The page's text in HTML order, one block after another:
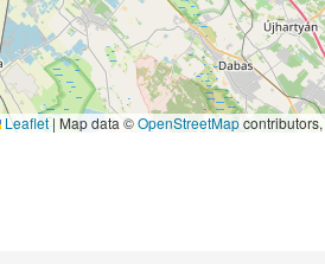
Leaflet| Map data ©OpenStreetMapcontributors,